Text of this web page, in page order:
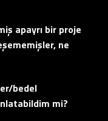
apayrı bir proje
ne
bedel
mi?